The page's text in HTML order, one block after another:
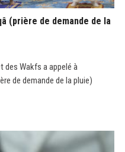
(prière de demande de la
des Wakfs a appelé à
de demande de la pluie)